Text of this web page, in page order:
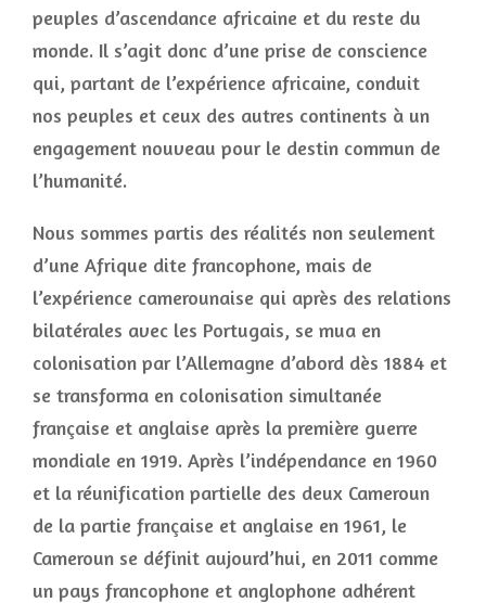
peuples d’ascendance africaine et du reste du
monde. Il s’agit donc d’une prise de conscience
qui, partant de l’expérience africaine, conduit
nos peuples et ceux des autres continents à un
engagement nouveau pour le destin commun de
l’humanité.
Nous sommes partis des réalités non seulement
d’une Afrique dite francophone, mais de
l’expérience camerounaise qui après des relations
bilatérales avec les Portugais, se mua en
colonisation par l’Allemagne d’abord dès 1884 et
se transforma en colonisation simultanée
française et anglaise après la première guerre
mondiale en 1919. Après l’indépendance en 1960
et la réunification partielle des deux Cameroun
de la partie française et anglaise en 1961, le
Cameroun se définit aujourd’hui, en 2011 comme
un pays francophone et anglophone adhérent